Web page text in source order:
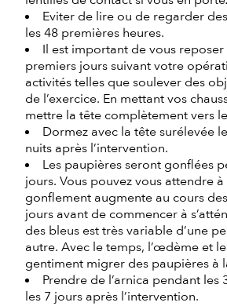
Eviter de lire ou de regarder
les 48 premières heures.
Il est important de vous
premiers jours suivant votre
activités telles que soulever des
de l’exercice. En mettant vos
mettre la tête complètement vers
Dormez avec la tête surélevée
nuits après l’intervention.
Les paupières seront gonflées
jours. Vous pouvez vous attendre
gonflement augmente au cours
jours avant de commencer à
des bleus est très variable d’une
autre. Avec le temps, l’œdème et
gentiment migrer des paupières à
Prendre de l’arnica pendant les
les 7 jours après l’intervention.